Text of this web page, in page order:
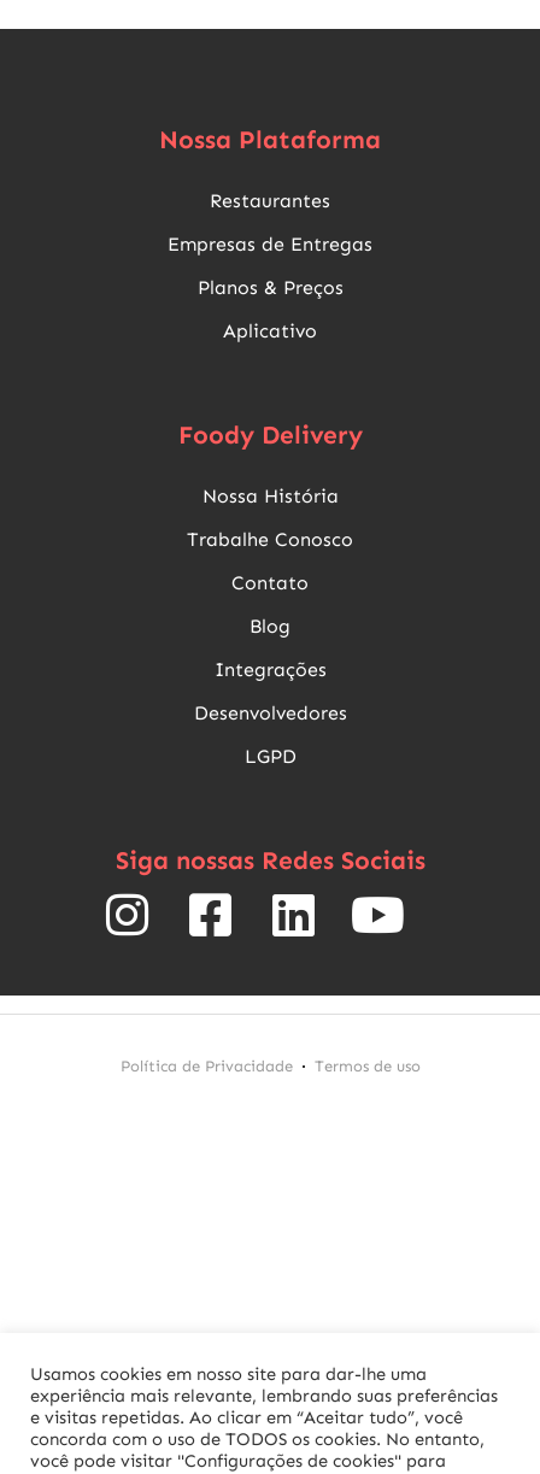
Nossa Plataforma
Restaurantes
Empresas de Entregas
Planos & Preços
Aplicativo
Foody Delivery
Nossa História
Trabalhe Conosco
Contato
Blog
Integrações
Desenvolvedores
LGPD
Siga nossas Redes Sociais
Política de Privacidade Termos de uso
Usamos cookies em nosso site para dar-lhe uma
experiência mais relevante, lembrando suas preferências
e visitas repetidas. Ao clicar em “Aceitar tudo”, você
concorda com o uso de TODOS os cookies. No entanto,
você pode visitar "Configurações de cookies" para